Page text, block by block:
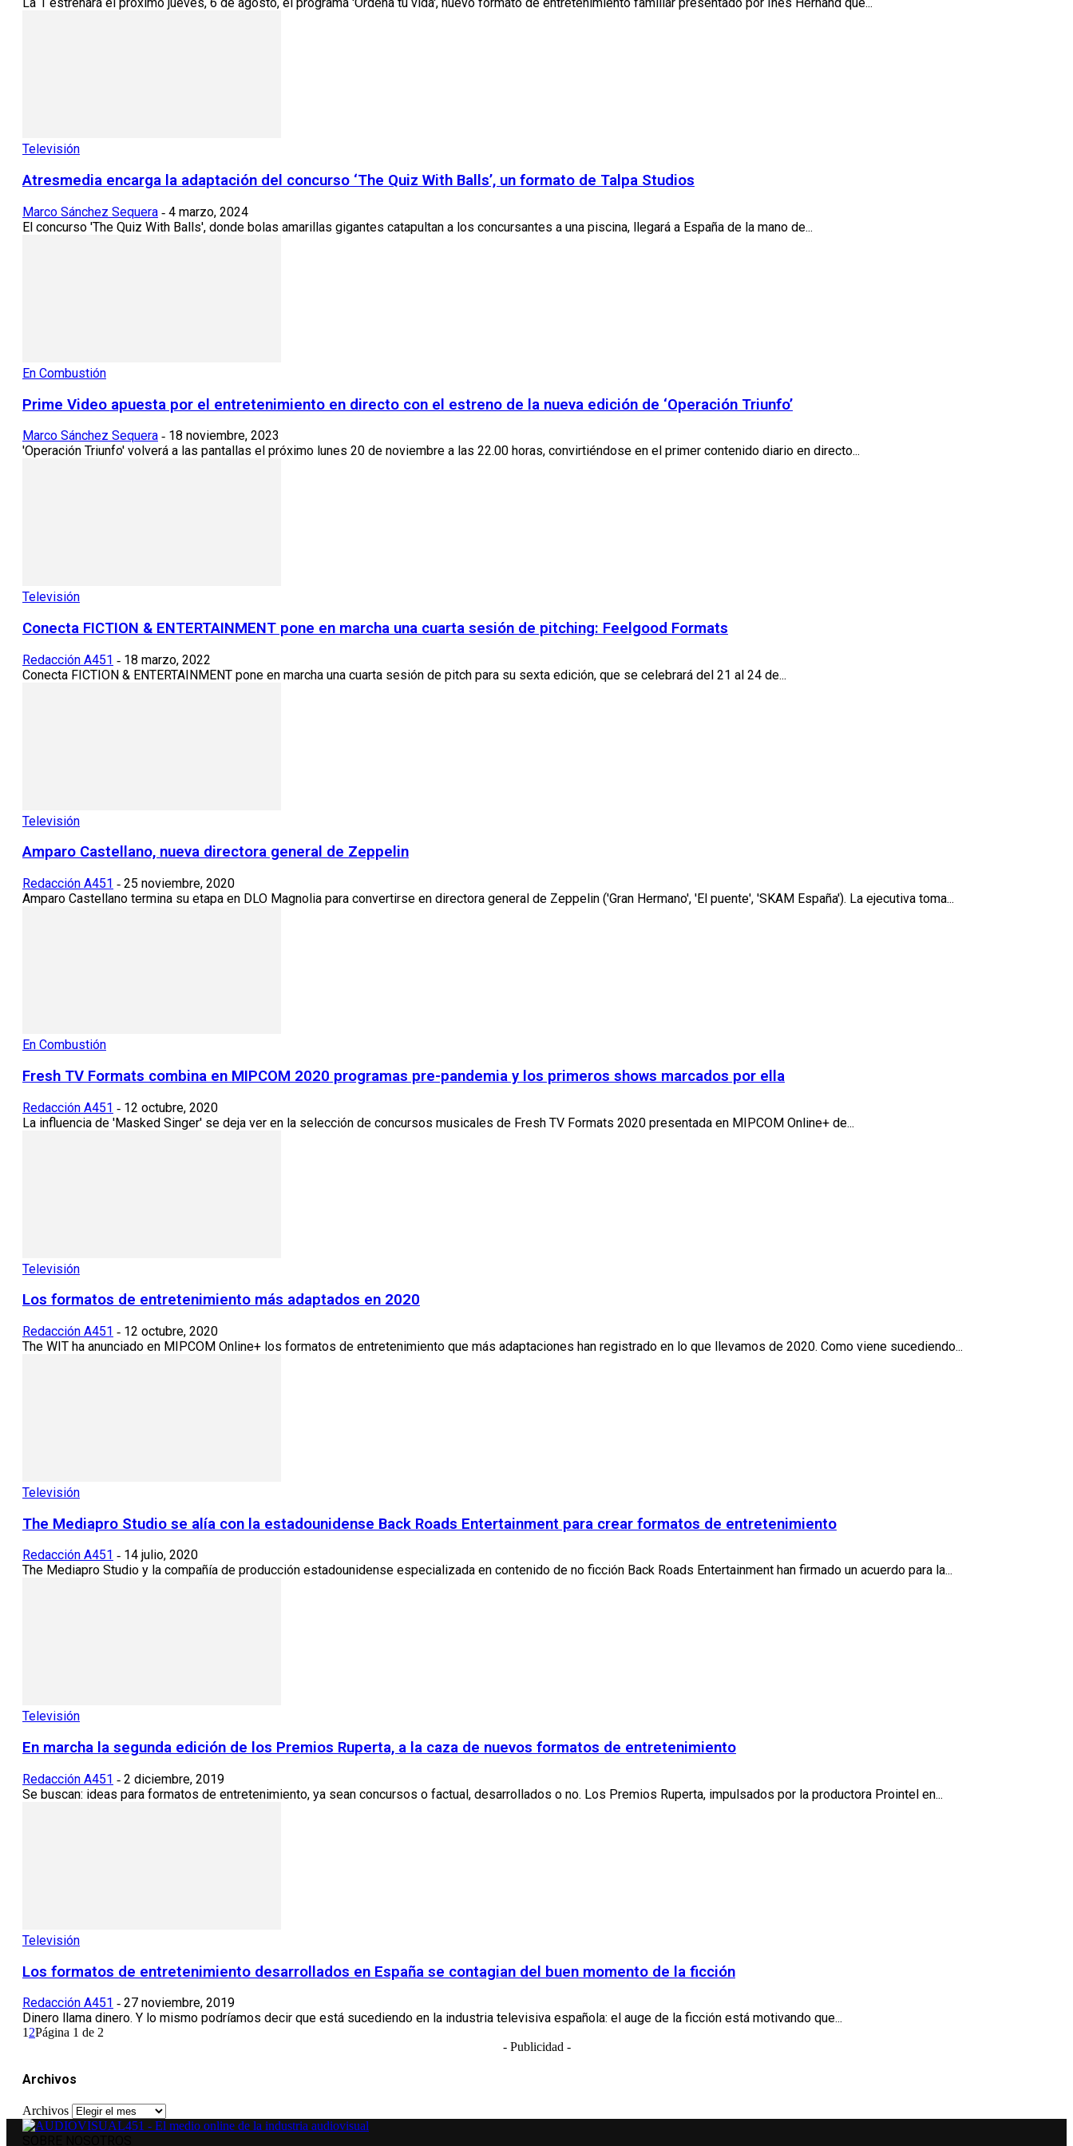
La 1 estrenará el próximo jueves, 6 de agosto, el programa 'Ordena tu vida', nuevo formato de entretenimiento familiar presentado por Inés Hernand que...
Televisión
Atresmedia encarga la adaptación del concurso ‘The Quiz With Balls’, un formato de Talpa Studios
Marco Sánchez Sequera - 4 marzo, 2024
El concurso 'The Quiz With Balls', donde bolas amarillas gigantes catapultan a los concursantes a una piscina, llegará a España de la mano de...
En Combustión
Prime Video apuesta por el entretenimiento en directo con el estreno de la nueva edición de ‘Operación Triunfo’
Marco Sánchez Sequera - 18 noviembre, 2023
'Operación Triunfo' volverá a las pantallas el próximo lunes 20 de noviembre a las 22.00 horas, convirtiéndose en el primer contenido diario en directo...
Televisión
Conecta FICTION & ENTERTAINMENT pone en marcha una cuarta sesión de pitching: Feelgood Formats
Redacción A451 - 18 marzo, 2022
Conecta FICTION & ENTERTAINMENT pone en marcha una cuarta sesión de pitch para su sexta edición, que se celebrará del 21 al 24 de...
Televisión
Amparo Castellano, nueva directora general de Zeppelin
Redacción A451 - 25 noviembre, 2020
Amparo Castellano termina su etapa en DLO Magnolia para convertirse en directora general de Zeppelin ('Gran Hermano', 'El puente', 'SKAM España'). La ejecutiva toma...
En Combustión
Fresh TV Formats combina en MIPCOM 2020 programas pre-pandemia y los primeros shows marcados por ella
Redacción A451 - 12 octubre, 2020
La influencia de 'Masked Singer' se deja ver en la selección de concursos musicales de Fresh TV Formats 2020 presentada en MIPCOM Online+ de...
Televisión
Los formatos de entretenimiento más adaptados en 2020
Redacción A451 - 12 octubre, 2020
The WIT ha anunciado en MIPCOM Online+ los formatos de entretenimiento que más adaptaciones han registrado en lo que llevamos de 2020. Como viene sucediendo...
Televisión
The Mediapro Studio se alía con la estadounidense Back Roads Entertainment para crear formatos de entretenimiento
Redacción A451 - 14 julio, 2020
The Mediapro Studio y la compañía de producción estadounidense especializada en contenido de no ficción Back Roads Entertainment han firmado un acuerdo para la...
Televisión
En marcha la segunda edición de los Premios Ruperta, a la caza de nuevos formatos de entretenimiento
Redacción A451 - 2 diciembre, 2019
Se buscan: ideas para formatos de entretenimiento, ya sean concursos o factual, desarrollados o no. Los Premios Ruperta, impulsados por la productora Prointel en...
Televisión
Los formatos de entretenimiento desarrollados en España se contagian del buen momento de la ficción
Redacción A451 - 27 noviembre, 2019
Dinero llama dinero. Y lo mismo podríamos decir que está sucediendo en la industria televisiva española: el auge de la ficción está motivando que...
1 2Página 1 de 2
- Publicidad -
Archivos
Archivos